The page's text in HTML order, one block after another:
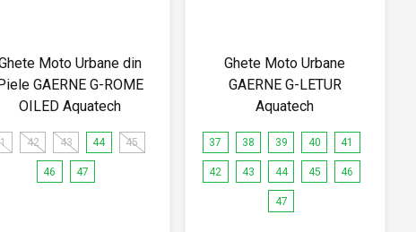
Moto Urbane din
GAERNE G-ROME
OILED Aquatech
42 43 44 45
46 47
Ghete Moto Urbane
GAERNE G-LETUR
Aquatech
37 38 39 40 41
42 43 44 45 46
47